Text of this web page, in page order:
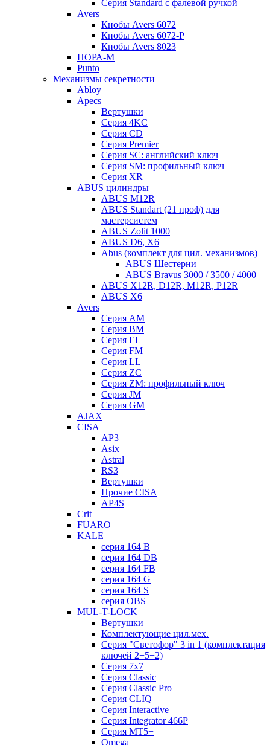
Серия Standard с фалевой ручкой
Avers
Кнобы Avers 6072
Кнобы Avers 6072-P
Кнобы Avers 8023
НОРА-М
Punto
Механизмы секретности
Abloy
Apecs
Вертушки
Серия 4KC
Серия CD
Серия Premier
Серия SC: английский ключ
Серия SM: профильный ключ
Серия XR
ABUS цилиндры
ABUS M12R
ABUS Standart (21 проф) для
мастерсистем
ABUS Zolit 1000
ABUS D6, X6
Abus (комплект для цил. механизмов)
ABUS Шестерни
ABUS Bravus 3000 / 3500 / 4000
ABUS X12R, D12R, M12R, P12R
ABUS X6
Avers
Серия AM
Серия BM
Серия EL
Серия FM
Серия LL
Серия ZC
Серия ZM: профильный ключ
Серия JM
Серия GM
AJAX
CISA
AP3
Asix
Astral
RS3
Вертушки
Прочие CISA
AP4S
Crit
FUARO
KALE
серия 164 B
серия 164 DB
серия 164 FB
серия 164 G
серия 164 S
серия OBS
MUL-T-LOCK
Вертушки
Комплектующие цил.мех.
Серия "Светофор" 3 in 1 (комплектация
ключей 2+5+2)
Серия 7х7
Серия Classic
Серия Classic Pro
Серия CLIQ
Серия Interactive
Серия Integrator 466P
Серия MT5+
Omega